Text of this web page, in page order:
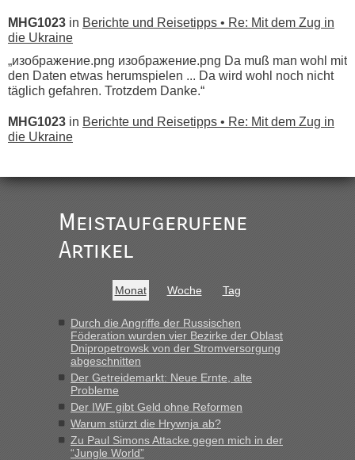
MHG1023 in Berichte und Reisetipps • Re: Mit dem Zug in
die Ukraine
„изображение.png изображение.png Da muß man wohl mit
den Daten etwas herumspielen ... Da wird wohl noch nicht
täglich gefahren. Trotzdem Danke.“
MHG1023 in Berichte und Reisetipps • Re: Mit dem Zug in
die Ukraine
Ist korrekt, aber ich finde man hätte trotzdem im Text gleich
darauf hinweisen können.
War aber nicht "böse" gemeint ...
buchbar - warum auch immer ...
Hab´s versucht - bekomme aber immer angezeigt "auf dieser
Strecke fahren wir nicht"
inBerichte und Reisetipps • Re: Mit dem Zug in
die Ukraine
„Man sollte aber explizit dazu schreiben, daß es ein Zug von
LeoExpress ist - und nur auf deren Webseite kann man die
Meistaufgerufene
Artikel
Monat Woche Tag
Durch die Angriffe der Russischen
Föderation wurden vier Bezirke der Oblast
Dnipropetrowsk von der Stromversorgung
abgeschnitten
Der Getreidemarkt: Neue Ernte, alte
Probleme
Der IWF gibt Geld ohne Reformen
Warum stürzt die Hrywnja ab?
Zu Paul Simons Attacke gegen mich in der
“Jungle World”